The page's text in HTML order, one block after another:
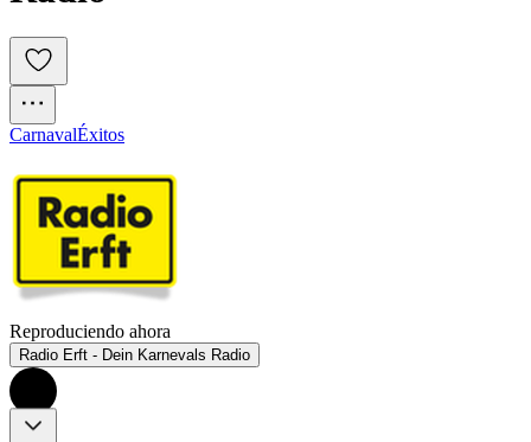
CarnavalÉxitos
Reproduciendo ahora
Radio Erft - Dein Karnevals Radio